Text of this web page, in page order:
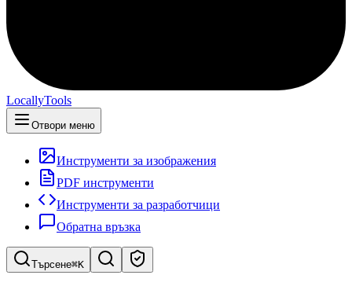
LocallyTools
Отвори меню
Инструменти за изображения
PDF инструменти
Инструменти за разработчици
Обратна връзка
Търсене⌘K